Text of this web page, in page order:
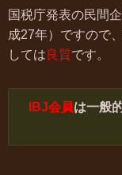
国税庁発表の民間
成27年）ですので
しては良質です。
IBJ会員は一般